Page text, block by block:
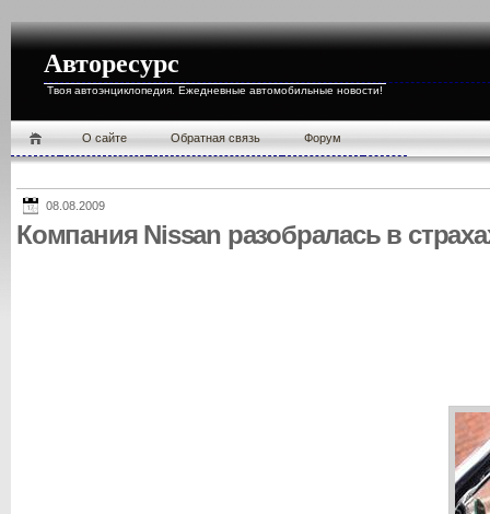
Авторесурс
Твоя автоэнциклопедия. Ежедневные автомобильные новости!
О cайте Обратная связь Форум
08.08.2009
Компания Nissan разобралась в